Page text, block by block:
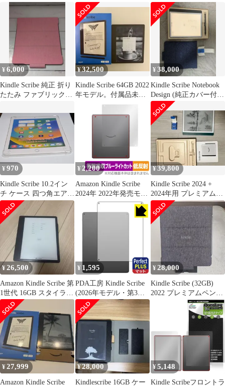
ン Pペン付
タッチペン 液タブ マグ
ネ
ル ) 保護 フィルム 強化
ガラス と 同等の 高硬
度9H ブルーライトカッ
ト クリア光沢タイプ 改
訂版
¥6,000
Kindle Scribe 純正 折り
たたみ ファブリック
¥32,500
Kindle Scribe 64GB 2022
年モデル。付属品未使
¥38,000
Kindle Scribe Notebook
Design (純正カバー付
き)
¥970
Kindle Scribe 10.2イン
チ ケース 四つ角エアー
クッション 耐衝撃 キン
ドル スクライブ 10.2イ
ンチ タブレット カバー
TPUケース シリコン ソ
フトケース タブレット
クリア
¥ 2,200
Amazon Kindle Scribe
2024年 2022年発売モデ
ル 背面 保護フィルム
OverLay Absorber 低反
射 for アマゾン キンド
¥39,800
Kindle Scribe 2024 +
2024年用 プレミアムレ
ザーカバー
¥26,500
Amazon Kindle Scribe 第
1世代 16GB スタイラス
ペン付き
¥ 1,595
PDA工房 Kindle Scribe
(2026年モデル・第3世
代) 対応 PerfectShield
Plus 保護 フィルム [背
面用] 反射低減 防指紋
日本製
¥28,000
​Kindle Scribe (32GB)
2022 プレミアムペン・
¥27,999
Amazon Kindle Scribe
¥28,000
Kindlescribe 16GB ケー
¥5,148
Kindle Scribeフロントラ